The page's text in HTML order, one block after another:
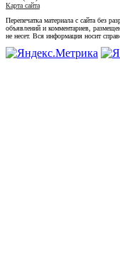
Карта сайта
Перепечатка материала с сайта без
объявлений и комментариев,
не несет. Вся информация носит